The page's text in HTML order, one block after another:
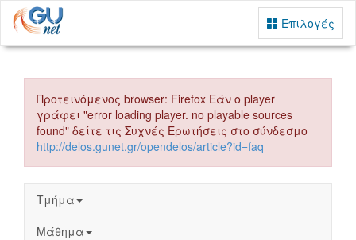
Επιλογές
Προτεινόμενος browser: Firefox Εάν ο player
γράφει "error loading player. no playable sources
found" δείτε τις Συχνές Ερωτήσεις στο σύνδεσμο
http://delos.gunet.gr/opendelos/article?id=faq
Τμήμα
Μάθημα